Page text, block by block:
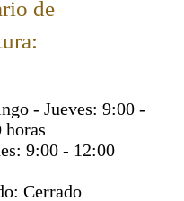
de
- Jueves: 9:00 -
horas
9:00 - 12:00
Cerrado